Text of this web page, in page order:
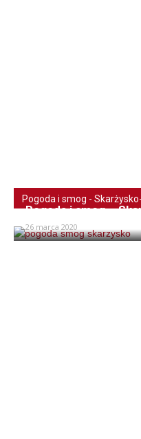
Pogoda i smog -
Pogoda i smog –
26 marca 2020